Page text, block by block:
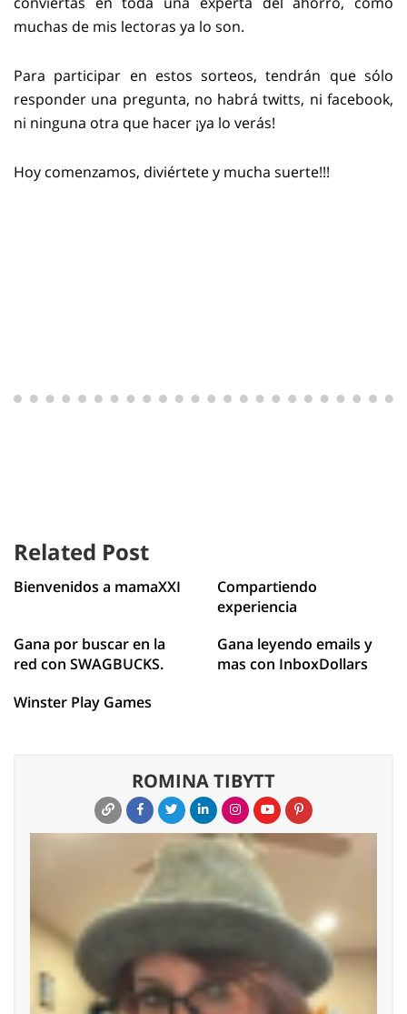
muchas de mis lectoras ya lo son.
Para participar en estos sorteos, tendrán que sólo
responder una pregunta, no habrá twitts, ni facebook,
ni ninguna otra que hacer ¡ya lo verás!
Hoy comenzamos, diviértete y mucha suerte!!!
Related Post
Bienvenidos a mamaXXI
Compartiendo
experiencia
Gana por buscar en la
red con SWAGBUCKS.
Gana leyendo emails y
mas con InboxDollars
Winster Play Games
ROMINA TIBYTT